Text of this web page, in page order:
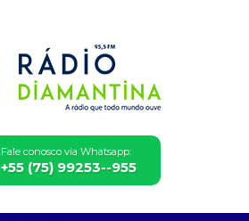
Fale conosco via Whatsapp:
+55 (75) 99253--955